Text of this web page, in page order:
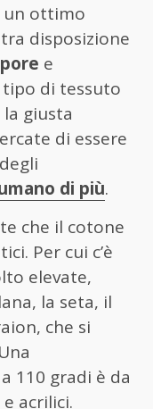
un ottimo
disposizione
e
di tessuto
giusta
di essere
di più.
che il cotone
Per cui c’è
elevate,
la seta, il
che si
110 gradi è da
acrilici.